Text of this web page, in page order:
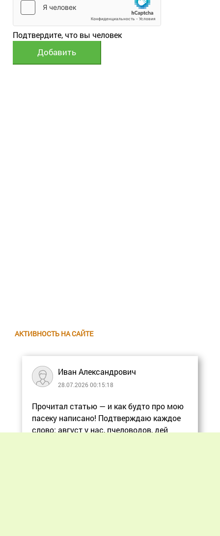
Подтвердите, что вы человек
АКТИВНОСТЬ НА САЙТЕ
Иван Александрович
28.07.2026 00:15:18
Прочитал статью — и как будто про мою
пасеку написано! Подтверждаю каждое
слово: август у нас, пчеловодов, дей